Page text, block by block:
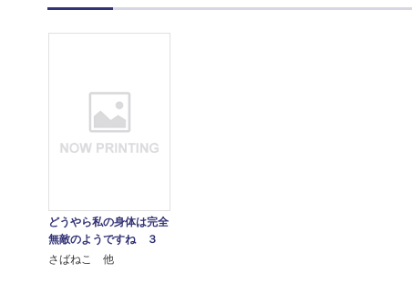
どうやら私の身体は完全
無敵のようですね ３
さばねこ 他